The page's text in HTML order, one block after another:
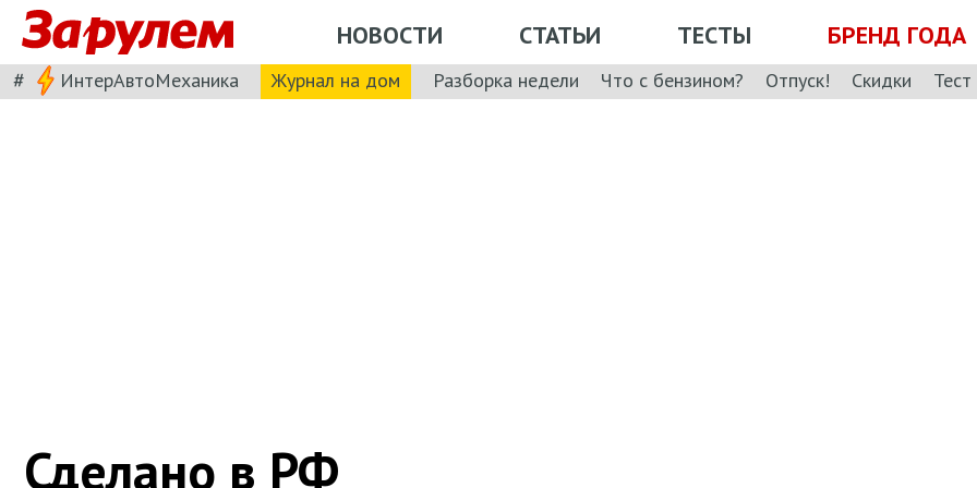
НОВОСТИ СТАТЬИ ТЕСТЫ БРЕНД ГОДА
# ИнтерАвтоМеханика Журнал на дом Разборка недели Что с бензином? Отпуск! Скидки
Сделано в РФ